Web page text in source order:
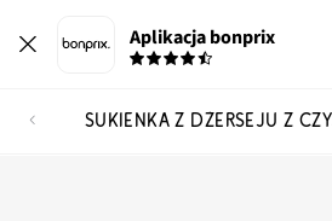
Aplikacja bonprix
SUKIENKA Z DŻERSEJU Z